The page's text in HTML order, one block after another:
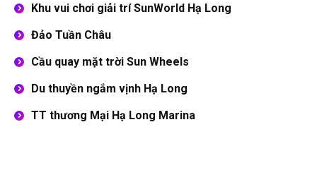
Khu vui chơi giải trí SunWorld Hạ Long
Đảo Tuần Châu
Cầu quay mặt trời Sun Wheels
Du thuyền ngắm vịnh Hạ Long
TT thương Mại Hạ Long Marina